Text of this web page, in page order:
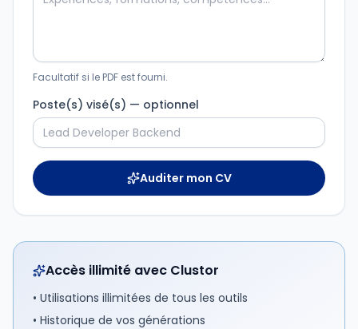
Facultatif si le PDF est fourni.
Poste(s) visé(s) — optionnel
Auditer mon CV
Accès illimité avec Clustor
• Utilisations illimitées de tous les outils
• Historique de vos générations